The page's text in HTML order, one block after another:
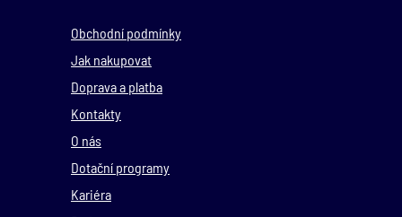
Obchodní podmínky
Jak nakupovat
Doprava a platba
Kontakty
O nás
Dotační programy
Kariéra